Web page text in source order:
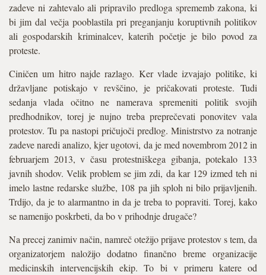
zadeve ni zahtevalo ali pripravilo predloga sprememb zakona, ki
bi jim dal večja pooblastila pri preganjanju koruptivnih politikov
ali gospodarskih kriminalcev, katerih početje je bilo povod za
proteste.
Ciničen um hitro najde razlago. Ker vlade izvajajo politike, ki
državljane potiskajo v revščino, je pričakovati proteste. Tudi
sedanja vlada očitno ne namerava spremeniti politik svojih
predhodnikov, torej je nujno treba preprečevati ponovitev vala
protestov. Tu pa nastopi pričujoči predlog. Ministrstvo za notranje
zadeve naredi analizo, kjer ugotovi, da je med novembrom 2012 in
februarjem 2013, v času protestniškega gibanja, potekalo 133
javnih shodov. Velik problem se jim zdi, da kar 129 izmed teh ni
imelo lastne redarske službe, 108 pa jih sploh ni bilo prijavljenih.
Trdijo, da je to alarmantno in da je treba to popraviti. Torej, kako
se namenijo poskrbeti, da bo v prihodnje drugače?
Na precej zanimiv način, namreč otežijo prijave protestov s tem, da
organizatorjem naložijo dodatno finančno breme organizacije
medicinskih intervencijskih ekip. To bi v primeru katere od